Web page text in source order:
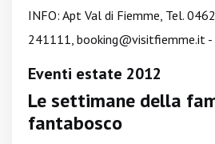
INFO: Apt Val di Fiemme, Tel.
241111, booking@visitfiemme.it -
Eventi estate 2012
Le settimane della
fantabosco